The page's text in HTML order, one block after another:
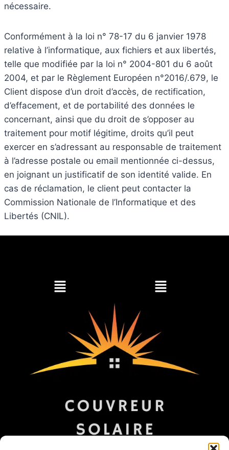
nécessaire.
Conformément à la loi n° 78-17 du 6 janvier 1978
relative à l’informatique, aux fichiers et aux libertés,
telle que modifiée par la loi n° 2004-801 du 6 août
2004, et par le Règlement Européen n°2016/.679, le
Client dispose d’un droit d’accès, de rectification,
d’effacement, et de portabilité des données le
concernant, ainsi que du droit de s’opposer au
traitement pour motif légitime, droits qu’il peut
exercer en s’adressant au responsable de traitement
à l’adresse postale ou email mentionnée ci-dessus,
en joignant un justificatif de son identité valide. En
cas de réclamation, le client peut contacter la
Commission Nationale de l’Informatique et des
Libertés (CNIL).